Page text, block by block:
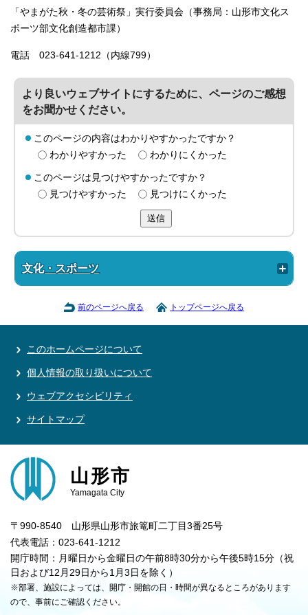
「やまがた秋・冬の芸術祭」実行委員会（事務局：山形市文化ス
ポーツ部文化創造都市課）
電話 023-641-1212（内線799）
より良いウェブサイトにするために、ページのご感想
をお聞かせください。
このページの内容はわかりやすかったですか？
わかりやすかった
わかりにくかった
このページは見つけやすかったですか？
見つけやすかった
見つけにくかった
送信
文化・スポーツ
前のページへ戻る トップページへ戻る
このホームページについて
個人情報の取り扱いについて
ウェブアクセシビリティ
サイトマップ
山形市
Yamagata City
〒990-8540 山形県山形市旅篭町二丁目3番25号
代表電話：023-641-1212
開庁時間：月曜日から金曜日の午前8時30分から午後5時15分（祝
日および12月29日から1月3日を除く）
※部署、施設によっては、開庁・開館の日・時間が異なるところがあります
ので、事前にご確認ください。